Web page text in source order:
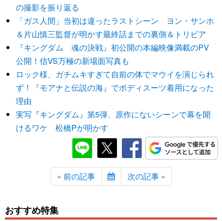
の撮影を振り返る
「ガス人間」当初は違ったラストシーン ヨン・サンホ
＆片山慎三監督が明かす最終話までの裏側＆トリビア
『キングダム 魂の決戦』初公開の本編映像満載のPV
公開！信VS万極の新場面写真も
ロック様、ガチムキすぎて自前の体でマウイを演じられ
ず！『モアナと伝説の海』でボディスーツ着用になった
理由
実写『キングダム』第5弾、原作にないシーンで幕を開
けるワケ 松橋Pが明かす
« 前の記事 次の記事 »
おすすめ特集